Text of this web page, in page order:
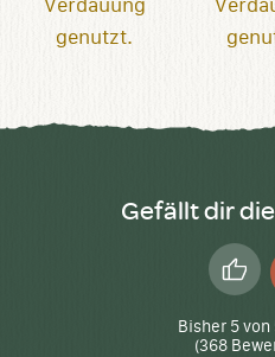
Gefällt dir
Bisher 5von
(368